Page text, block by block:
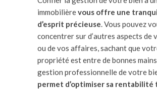
immobilièrevous offre une
d’esprit précieuse . Vous pouvez
concentrer sur d’autres aspects de
ou de vos affaires, sachant que
propriété est entre de bonnes
gestion professionnelle de votre
permet d’optimiser sa rentabilité